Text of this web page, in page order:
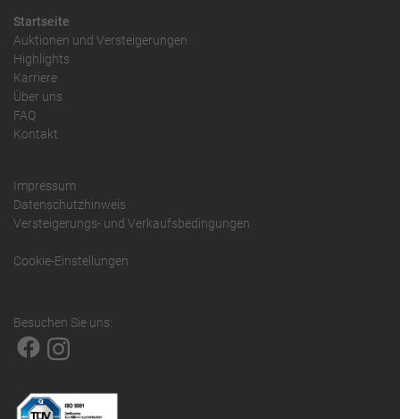
Startseite
Auktionen und Versteigerungen
Highlights
Karriere
Über uns
FAQ
Kontakt
Impressum
Datenschutzhinweis
Versteigerungs- und Verkaufsbedingungen
Cookie-Einstellungen
Besuchen Sie uns: